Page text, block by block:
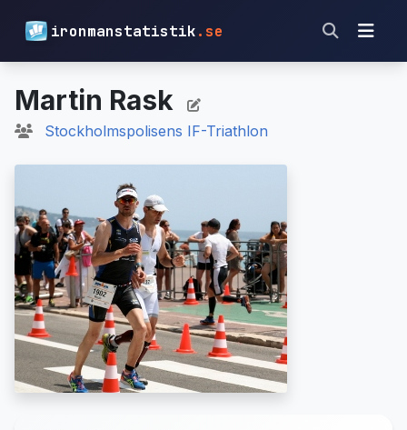
ironmanstatistik.se
Martin Rask
Stockholmspolisens IF-Triathlon